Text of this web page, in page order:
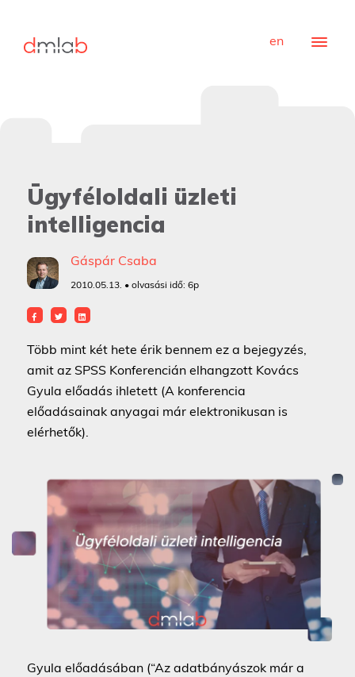
en
Ügyféloldali üzleti
intelligencia
Gáspár Csaba
2010.05.13. • olvasási idő: 6p
Több mint két hete érik bennem ez a bejegyzés,
amit az SPSS Konferencián elhangzott Kovács
Gyula előadás ihletett (A konferencia
előadásainak anyagai már elektronikusan is
elérhetők).
Gyula előadásában (“Az adatbányászok már a